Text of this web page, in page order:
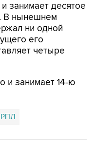
занимает десятое
В нынешнем
ни одной
его
четыре
и занимает 14-ю
РПЛ